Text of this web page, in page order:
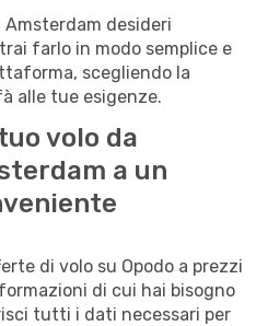
desideri
farlo in modo semplice e
scegliendo la
alle tue esigenze.
volo da
a un
di volo su Opodo a prezzi
di cui hai bisogno
tutti i dati necessari per